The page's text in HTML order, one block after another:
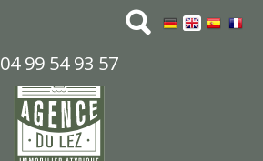
04 99 54 93 57